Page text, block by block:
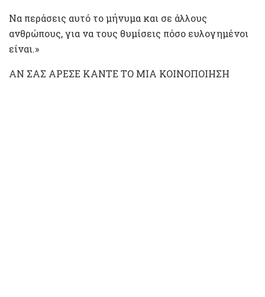
Να περάσεις αυτό το μήνυμα και σε άλλους
ανθρώπους, για να τους θυμίσεις πόσο ευλογημένοι
είναι.»
ΑΝ ΣΑΣ ΑΡΕΣΕ ΚΑΝΤΕ ΤΟ ΜΙΑ ΚΟΙΝΟΠΟΙΗΣΗ